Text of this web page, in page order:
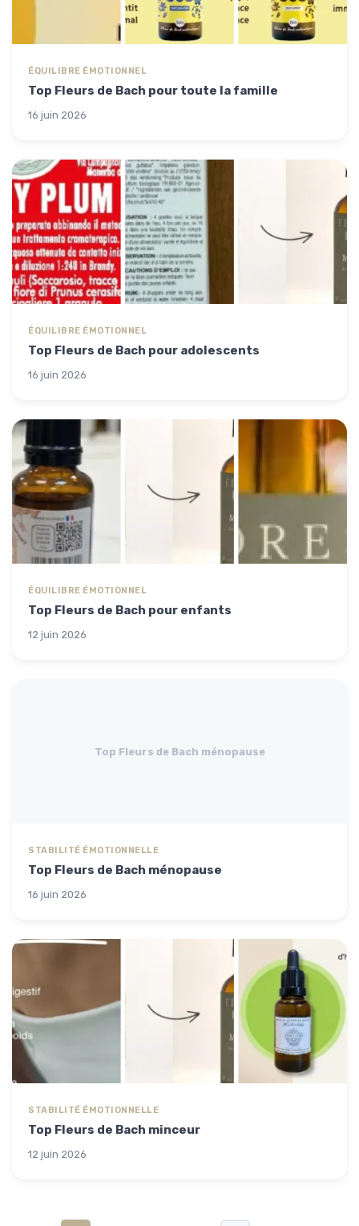
ÉQUILIBRE ÉMOTIONNEL
Top Fleurs de Bach pour toute la famille
16 juin 2026
ÉQUILIBRE ÉMOTIONNEL
Top Fleurs de Bach pour adolescents
16 juin 2026
ÉQUILIBRE ÉMOTIONNEL
Top Fleurs de Bach pour enfants
12 juin 2026
Top Fleurs de Bach ménopause
STABILITÉ ÉMOTIONNELLE
Top Fleurs de Bach ménopause
16 juin 2026
STABILITÉ ÉMOTIONNELLE
Top Fleurs de Bach minceur
12 juin 2026